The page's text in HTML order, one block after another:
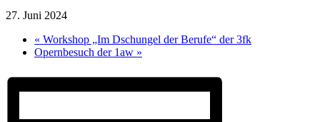
27. Juni 2024
« Workshop „Im Dschungel der Berufe“ der 3fk
Opernbesuch der 1aw »